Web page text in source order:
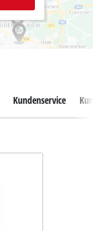
Kundenservice